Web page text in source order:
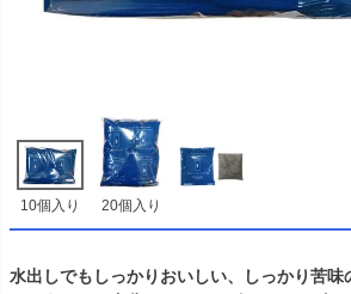
10個入り 20個入り
水出しでもしっかりおいしい、しっかり苦味